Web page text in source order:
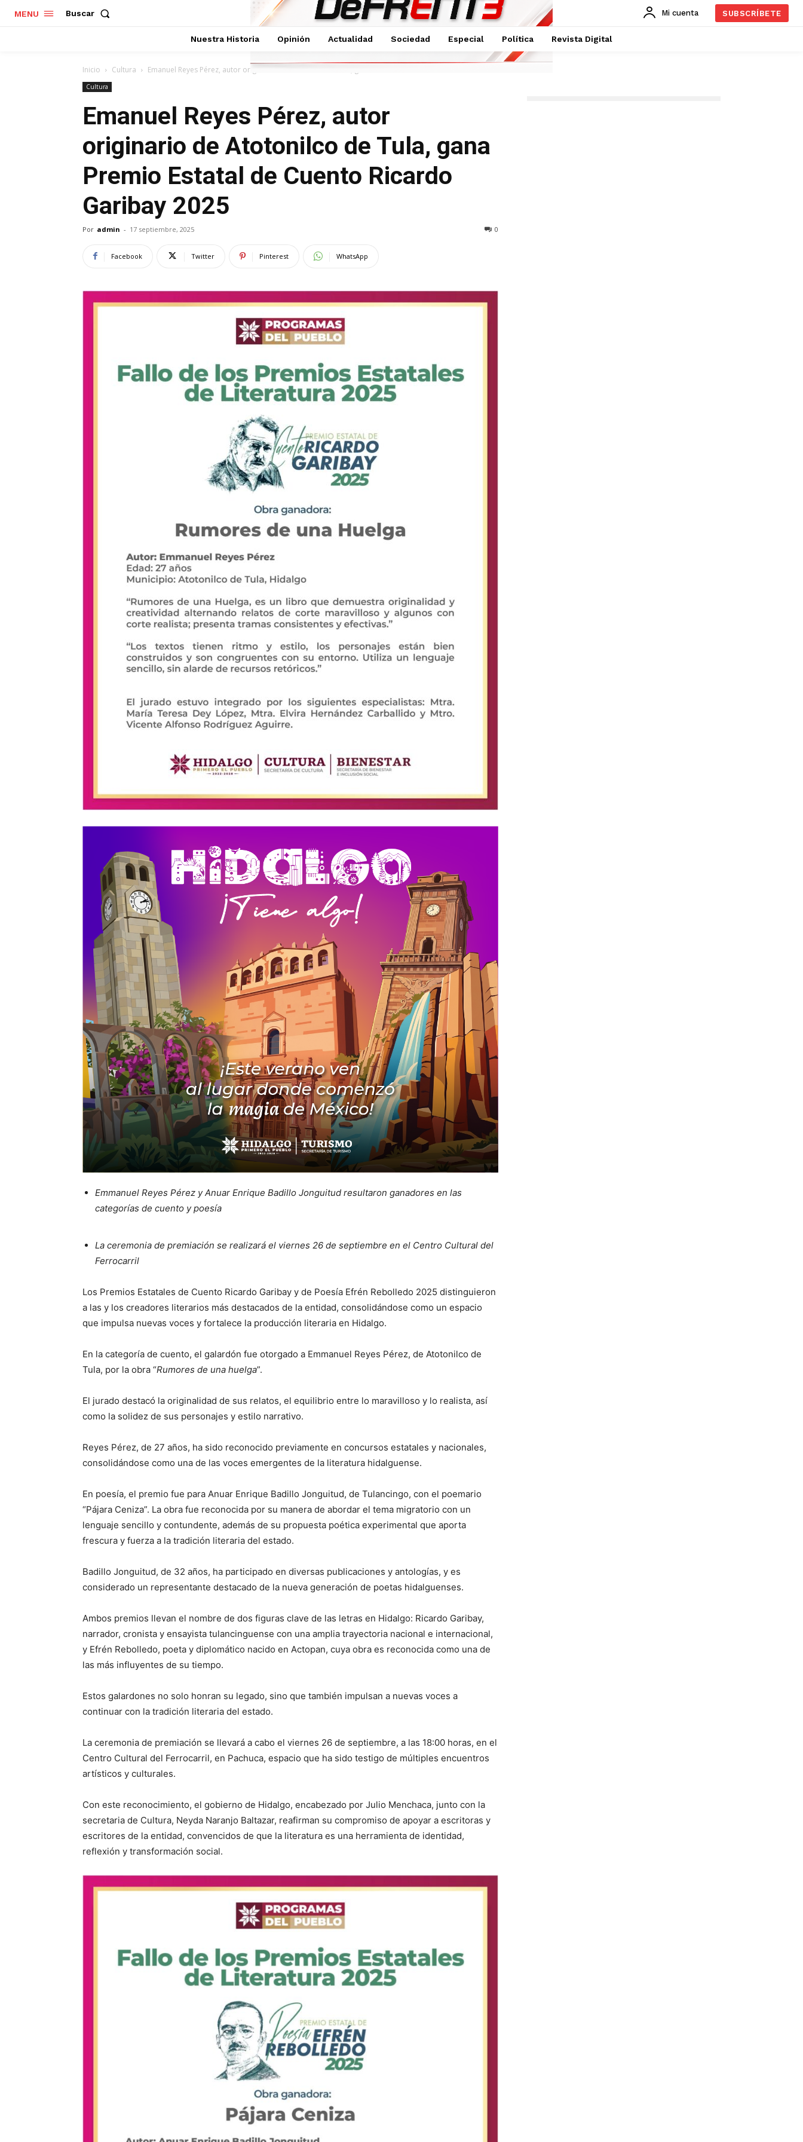
MENU Buscar Mi cuenta SUBSCRÍBETE
Nuestra Historia Opinión Actualidad Sociedad Especial Política Revista Digital
Inicio Cultura Emanuel Reyes Pérez, autor originario de Atotonilco de Tula, gana Premio Estatal...
Cultura
Emanuel Reyes Pérez, autor
originario de Atotonilco de Tula, gana
Premio Estatal de Cuento Ricardo
Garibay 2025
Por admin - 17 septiembre, 2025 0
Facebook Twitter Pinterest WhatsApp
Emmanuel Reyes Pérez y Anuar Enrique Badillo Jonguitud resultaron ganadores en las
categorías de cuento y poesía
La ceremonia de premiación se realizará el viernes 26 de septiembre en el Centro Cultural del
Ferrocarril
Los Premios Estatales de Cuento Ricardo Garibay y de Poesía Efrén Rebolledo 2025 distinguieron
a las y los creadores literarios más destacados de la entidad, consolidándose como un espacio
que impulsa nuevas voces y fortalece la producción literaria en Hidalgo.
En la categoría de cuento, el galardón fue otorgado a Emmanuel Reyes Pérez, de Atotonilco de
Tula, por la obra “Rumores de una huelga”.
El jurado destacó la originalidad de sus relatos, el equilibrio entre lo maravilloso y lo realista, así
como la solidez de sus personajes y estilo narrativo.
Reyes Pérez, de 27 años, ha sido reconocido previamente en concursos estatales y nacionales,
consolidándose como una de las voces emergentes de la literatura hidalguense.
En poesía, el premio fue para Anuar Enrique Badillo Jonguitud, de Tulancingo, con el poemario
“Pájara Ceniza”. La obra fue reconocida por su manera de abordar el tema migratorio con un
lenguaje sencillo y contundente, además de su propuesta poética experimental que aporta
frescura y fuerza a la tradición literaria del estado.
Badillo Jonguitud, de 32 años, ha participado en diversas publicaciones y antologías, y es
considerado un representante destacado de la nueva generación de poetas hidalguenses.
Ambos premios llevan el nombre de dos figuras clave de las letras en Hidalgo: Ricardo Garibay,
narrador, cronista y ensayista tulancinguense con una amplia trayectoria nacional e internacional,
y Efrén Rebolledo, poeta y diplomático nacido en Actopan, cuya obra es reconocida como una de
las más influyentes de su tiempo.
Estos galardones no solo honran su legado, sino que también impulsan a nuevas voces a
continuar con la tradición literaria del estado.
La ceremonia de premiación se llevará a cabo el viernes 26 de septiembre, a las 18:00 horas, en el
Centro Cultural del Ferrocarril, en Pachuca, espacio que ha sido testigo de múltiples encuentros
artísticos y culturales.
Con este reconocimiento, el gobierno de Hidalgo, encabezado por Julio Menchaca, junto con la
secretaria de Cultura, Neyda Naranjo Baltazar, reafirman su compromiso de apoyar a escritoras y
escritores de la entidad, convencidos de que la literatura es una herramienta de identidad,
reflexión y transformación social.